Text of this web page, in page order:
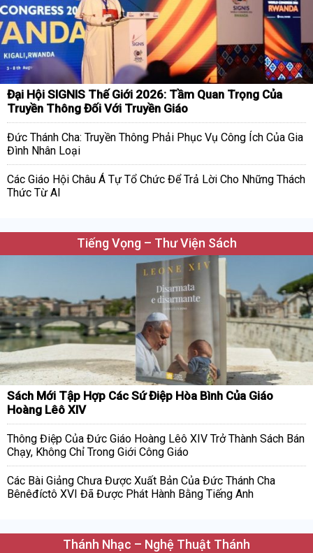
Đại Hội SIGNIS Thế Giới 2026: Tầm Quan Trọng Của
Truyền Thông Đối Với Truyền Giáo
Đức Thánh Cha: Truyền Thông Phải Phục Vụ Công Ích Của Gia
Đình Nhân Loại
Các Giáo Hội Châu Á Tự Tổ Chức Để Trả Lời Cho Những Thách
Thức Từ AI
Tiếng Vọng – Thư Viện Sách
Sách Mới Tập Hợp Các Sứ Điệp Hòa Bình Của Giáo
Hoàng Lêô XIV
Thông Điệp Của Đức Giáo Hoàng Lêô XIV Trở Thành Sách Bán
Chạy, Không Chỉ Trong Giới Công Giáo
Các Bài Giảng Chưa Được Xuất Bản Của Đức Thánh Cha
Bênêđíctô XVI Đã Được Phát Hành Bằng Tiếng Anh
Thánh Nhạc – Nghệ Thuật Thánh